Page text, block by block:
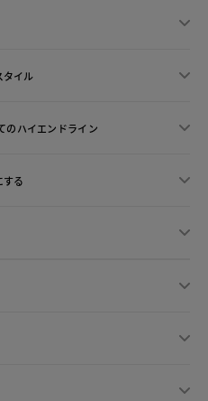
タイル
のハイエンドライン
する